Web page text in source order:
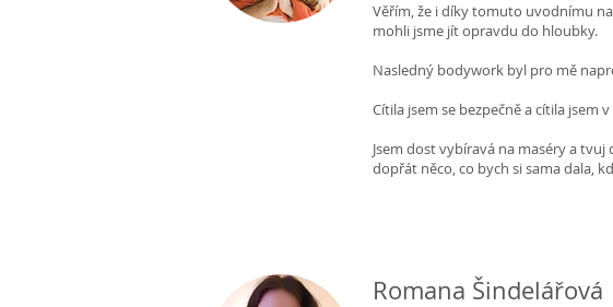
Věřím, že i díky tomuto uvodnímu
mohli jsme jít opravdu do hloubky.
Nasledný bodywork byl pro mě
Cítila jsem se bezpečně a cítila jsem
Jsem dost vybíravá na maséry a
dopřát něco, co bych si sama dala,
Romana Šindelářová